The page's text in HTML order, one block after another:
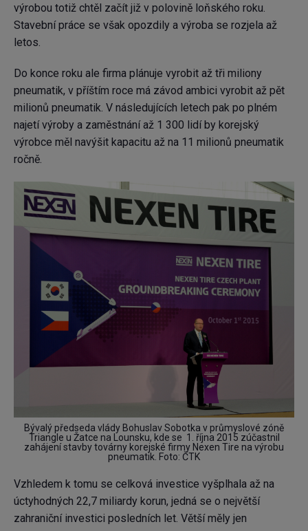
výrobou totiž chtěl začít již v polovině loňského roku.
Stavební práce se však opozdily a výroba se rozjela až
letos.
Do konce roku ale firma plánuje vyrobit až tři miliony
pneumatik, v příštím roce má závod ambici vyrobit až pět
milionů pneumatik. V následujících letech pak po plném
najetí výroby a zaměstnání až 1 300 lidí by korejský
výrobce měl navýšit kapacitu až na 11 milionů pneumatik
ročně.
Bývalý předseda vlády Bohuslav Sobotka v průmyslové zóně
Triangle u Žatce na Lounsku, kde se 1. října 2015 zúčastnil
zahájení stavby továrny korejské firmy Nexen Tire na výrobu
pneumatik. Foto: ČTK
Vzhledem k tomu se celková investice vyšplhala až na
úctyhodných 22,7 miliardy korun, jedná se o největší
zahraniční investici posledních let. Větší měly jen